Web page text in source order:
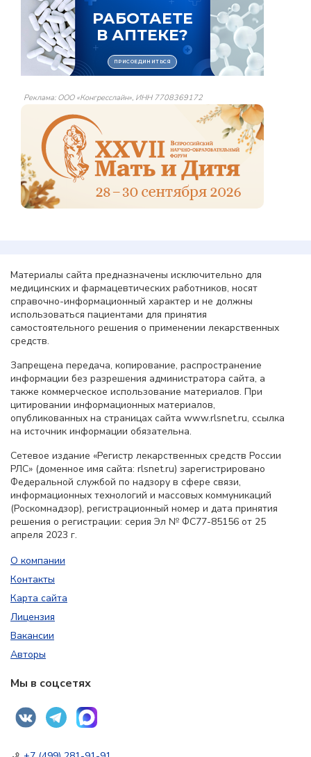
Реклама: ООО «Конгресслайн», ИНН 7708369172
Материалы сайта предназначены исключительно для
медицинских и фармацевтических работников, носят
справочно-информационный характер и не должны
использоваться пациентами для принятия
самостоятельного решения о применении лекарственных
средств.
Запрещена передача, копирование, распространение
информации без разрешения администратора сайта, а
также коммерческое использование материалов. При
цитировании информационных материалов,
опубликованных на страницах сайта www.rlsnet.ru, ссылка
на источник информации обязательна.
Сетевое издание «Регистр лекарственных средств России
РЛС» (доменное имя сайта: rlsnet.ru) зарегистрировано
Федеральной службой по надзору в сфере связи,
информационных технологий и массовых коммуникаций
(Роскомнадзор), регистрационный номер и дата принятия
решения о регистрации: серия Эл № ФС77-85156 от 25
апреля 2023 г.
О компании
Контакты
Карта сайта
Лицензия
Вакансии
Авторы
Мы в соцсетях